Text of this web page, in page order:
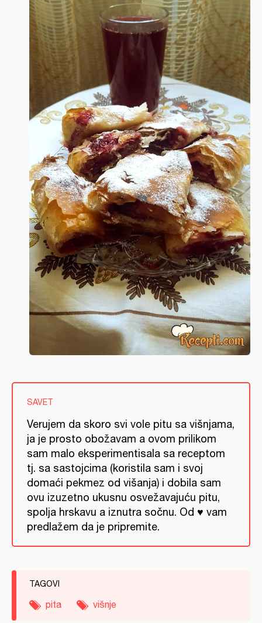
SAVET
Verujem da skoro svi vole pitu sa višnjama,
ja je prosto obožavam a ovom prilikom
sam malo eksperimentisala sa receptom
tj. sa sastojcima (koristila sam i svoj
domaći pekmez od višanja) i dobila sam
ovu izuzetno ukusnu osvežavajuću pitu,
spolja hrskavu a iznutra sočnu. Od ♥ vam
predlažem da je pripremite.
TAGOVI
pita višnje